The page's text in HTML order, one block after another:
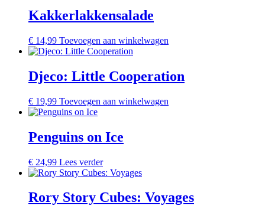
Kakkerlakkensalade
€ 14,99 Toevoegen aan winkelwagen
Djeco: Little Cooperation
€ 19,99 Toevoegen aan winkelwagen
Penguins on Ice
€ 24,99 Lees verder
Rory Story Cubes: Voyages